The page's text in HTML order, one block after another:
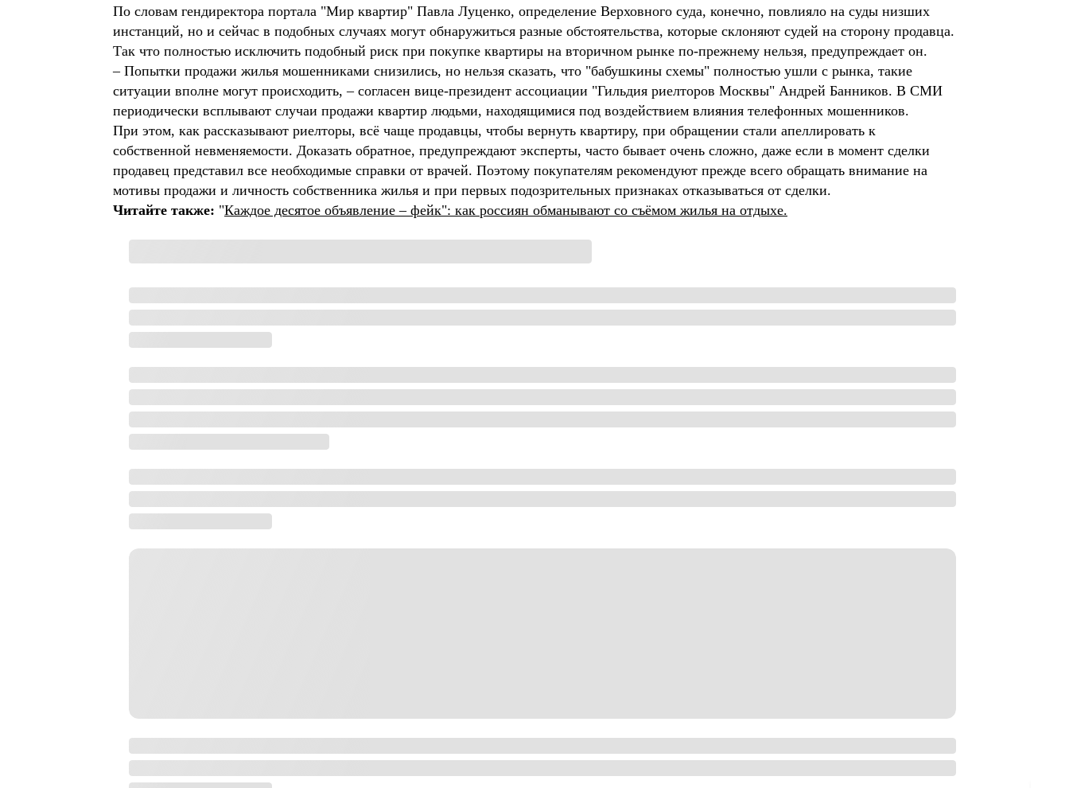
По словам гендиректора портала "Мир квартир" Павла Луценко, определение Верховного суда, конечно, повлияло на суды низших
инстанций, но и сейчас в подобных случаях могут обнаружиться разные обстоятельства, которые склоняют судей на сторону продавца.
Так что полностью исключить подобный риск при покупке квартиры на вторичном рынке по-прежнему нельзя, предупреждает он.
– Попытки продажи жилья мошенниками снизились, но нельзя сказать, что "бабушкины схемы" полностью ушли с рынка, такие
ситуации вполне могут происходить, – согласен вице-президент ассоциации "Гильдия риелторов Москвы" Андрей Банников. В СМИ
периодически всплывают случаи продажи квартир людьми, находящимися под воздействием влияния телефонных мошенников.
При этом, как рассказывают риелторы, всё чаще продавцы, чтобы вернуть квартиру, при обращении стали апеллировать к
собственной невменяемости. Доказать обратное, предупреждают эксперты, часто бывает очень сложно, даже если в момент сделки
продавец представил все необходимые справки от врачей. Поэтому покупателям рекомендуют прежде всего обращать внимание на
мотивы продажи и личность собственника жилья и при первых подозрительных признаках отказываться от сделки.
Читайте также: "Каждое десятое объявление – фейк": как россиян обманывают со съёмом жилья на отдыхе.